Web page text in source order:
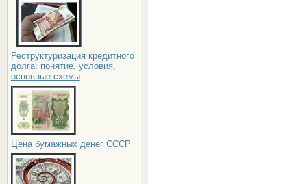
Реструктуризация кредитного
долга: понятие, условия,
основные схемы
Цена бумажных денег СССР